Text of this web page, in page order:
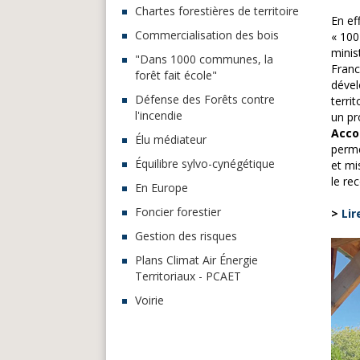
Chartes forestières de territoire
Commercialisation des bois
"Dans 1000 communes, la
forêt fait école"
Défense des Forêts contre
l'incendie
Élu médiateur
Équilibre sylvo-cynégétique
En Europe
Foncier forestier
Gestion des risques
Plans Climat Air Énergie
Territoriaux - PCAET
Voirie
En
«
un
et
le
>